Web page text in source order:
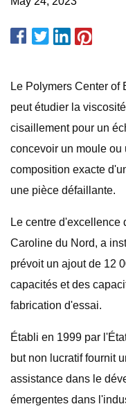
Le Polymers Center of
peut étudier la
cisaillement pour un
concevoir un moule ou
composition exacte
une pièce défaillante.
Le centre d'excellence
Caroline du Nord, a
prévoit un ajout de 12
capacités et des
fabrication d'essai.
Établi en 1999 par
but non lucratif fournit
assistance dans le
émergentes dans